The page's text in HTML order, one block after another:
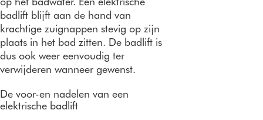
badlift blijft aan de hand van
krachtige zuignappen stevig op zijn
plaats in het bad zitten. De badlift is
dus ook weer eenvoudig ter
verwijderen wanneer gewenst.
De voor-en nadelen van een
elektrische badlift